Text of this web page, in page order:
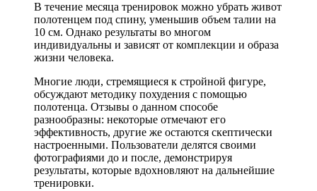
В течение месяца тренировок можно убрать живот
полотенцем под спину, уменьшив объем талии на
10 см. Однако результаты во многом
индивидуальны и зависят от комплекции и образа
жизни человека.
Многие люди, стремящиеся к стройной фигуре,
обсуждают методику похудения с помощью
полотенца. Отзывы о данном способе
разнообразны: некоторые отмечают его
эффективность, другие же остаются скептически
настроенными. Пользователи делятся своими
фотографиями до и после, демонстрируя
результаты, которые вдохновляют на дальнейшие
тренировки.